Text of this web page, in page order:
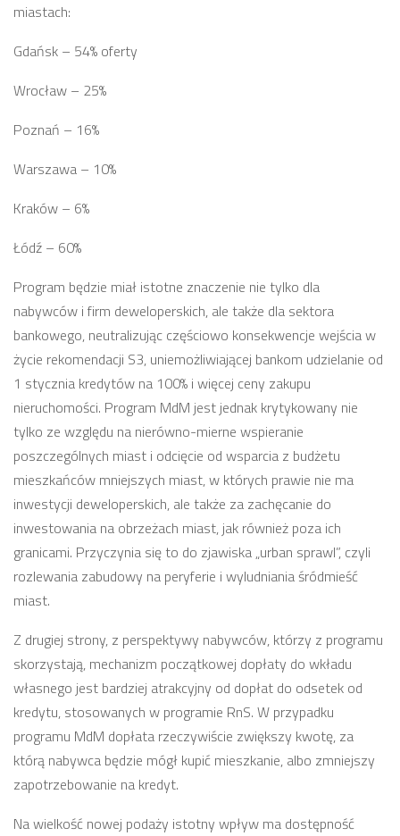
miastach:
Gdańsk – 54% oferty
Wrocław – 25%
Poznań – 16%
Warszawa – 10%
Kraków – 6%
Łódź – 60%
Program będzie miał istotne znaczenie nie tylko dla
nabywców i firm deweloperskich, ale także dla sektora
bankowego, neutralizując częściowo konsekwencje wejścia w
życie rekomendacji S3, uniemożliwiającej bankom udzielanie od
1 stycznia kredytów na 100% i więcej ceny zakupu
nieruchomości. Program MdM jest jednak krytykowany nie
tylko ze względu na nierówno-mierne wspieranie
poszczególnych miast i odcięcie od wsparcia z budżetu
mieszkańców mniejszych miast, w których prawie nie ma
inwestycji deweloperskich, ale także za zachęcanie do
inwestowania na obrzeżach miast, jak również poza ich
granicami. Przyczynia się to do zjawiska „urban sprawl”, czyli
rozlewania zabudowy na peryferie i wyludniania śródmieść
miast.
Z drugiej strony, z perspektywy nabywców, którzy z programu
skorzystają, mechanizm początkowej dopłaty do wkładu
własnego jest bardziej atrakcyjny od dopłat do odsetek od
kredytu, stosowanych w programie RnS. W przypadku
programu MdM dopłata rzeczywiście zwiększy kwotę, za
którą nabywca będzie mógł kupić mieszkanie, albo zmniejszy
zapotrzebowanie na kredyt.
Na wielkość nowej podaży istotny wpływ ma dostępność